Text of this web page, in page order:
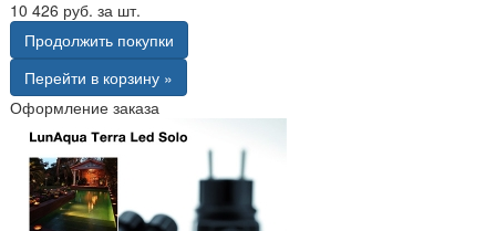
10 426 руб. за шт.
Продолжить покупки
Перейти в корзину »
Оформление заказа